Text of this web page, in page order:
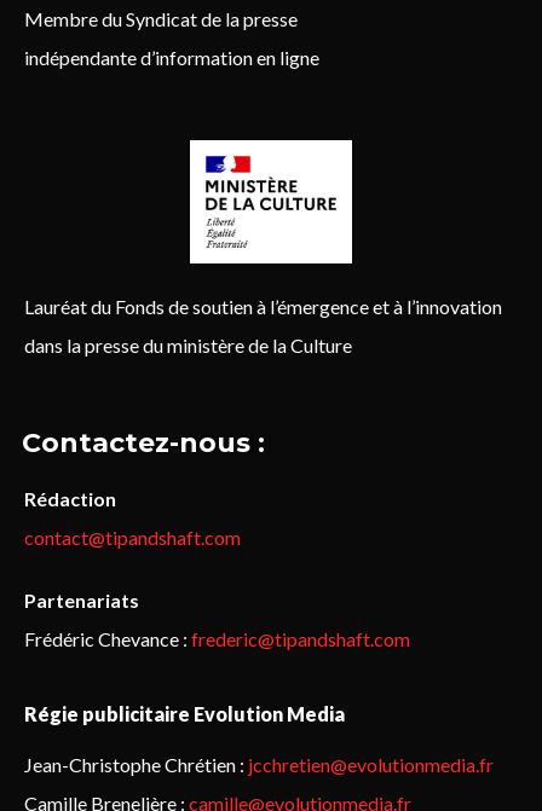
Membre du Syndicat de la presse
indépendante d’information en ligne
Lauréat du Fonds de soutien à l’émergence et à l’innovation
dans la presse du ministère de la Culture
Contactez-nous :
Rédaction
contact@tipandshaft.com
Partenariats
Frédéric Chevance : frederic@tipandshaft.com
Régie publicitaire Evolution Media
Jean-Christophe Chrétien : jcchretien@evolutionmedia.fr
Camille Brenelière : camille@evolutionmedia.fr